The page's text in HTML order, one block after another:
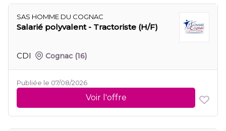
SAS HOMME DU COGNAC
Salarié polyvalent - Tractoriste (H/F)
CDI Cognac (16)
Publiée le 07/08/2026
Voir l'offre